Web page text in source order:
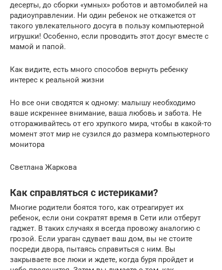
десерты, до сборки «умных» роботов и автомобилей на
радиоуправлении. Ни один ребенок не откажется от
такого увлекательного досуга в пользу компьютерной
игрушки! Особенно, если проводить этот досуг вместе с
мамой и папой.
Как видите, есть много способов вернуть ребенку
интерес к реальной жизни
Но все они сводятся к одному: малышу необходимо
ваше искреннее внимание, ваша любовь и забота. Не
отгораживайтесь от его хрупкого мира, чтобы в какой-то
момент этот мир не сузился до размера компьютерного
монитора
Светлана Жаркова
Как справляться с истериками?
Многие родители боятся того, как отреагирует их
ребенок, если они сократят время в Сети или отберут
гаджет. В таких случаях я всегда провожу аналогию с
грозой. Если ураган сдувает ваш дом, вы не стоите
посреди двора, пытаясь справиться с ним. Вы
закрываете все люки и ждете, когда буря пройдет и